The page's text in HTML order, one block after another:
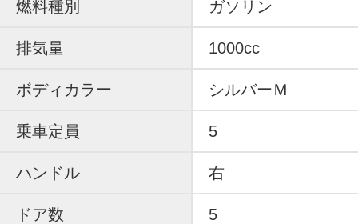
燃料種別 ガソリン
排気量 1000cc
ボディカラー シルバーＭ
乗車定員 5
ハンドル 右
ドア数 5